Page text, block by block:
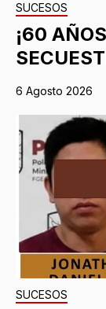
SUCESOS
¡60
6 Agosto 2026
SUCESOS